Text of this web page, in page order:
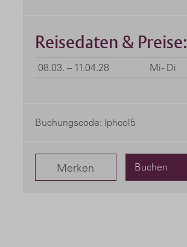
Reisedaten & Preise:
08.03. – 11.04.28 Mi - Di
Buchungscode: lphcol5
Merken Buchen